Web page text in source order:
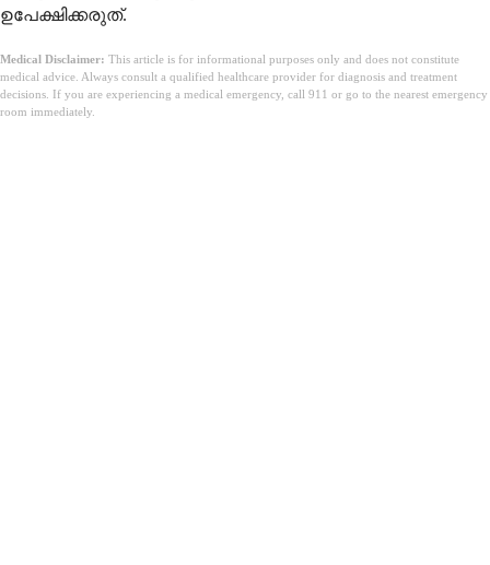
ഉപേക്ഷിക്കരുത്.
Medical Disclaimer: This article is for informational purposes only and does not constitute
medical advice. Always consult a qualified healthcare provider for diagnosis and treatment
decisions. If you are experiencing a medical emergency, call 911 or go to the nearest emergency
room immediately.